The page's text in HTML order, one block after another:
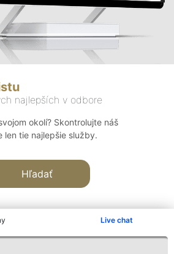
Live chat
najlepších v odbore
okolí? Skontrolujte náš
tie najlepšie služby.
Hľadať